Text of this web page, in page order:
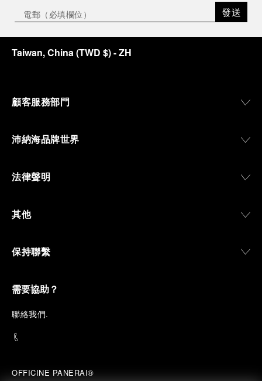
發送
Taiwan, China(TWD $)- ZH
顧客服務部門
沛納海品牌世界
法律聲明
其他
保持聯繫
需要協助？
聯絡我們.
OFFICINE PANERAI®